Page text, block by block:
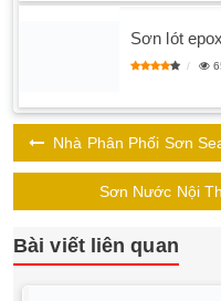
Sơn lót
Nhà Phân Phối Sơn
Sơn Nước Nội
Bài viết liên quan